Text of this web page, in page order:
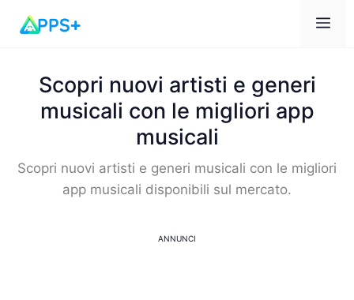
Scopri nuovi artisti e generi
musicali con le migliori app
musicali
Scopri nuovi artisti e generi musicali con le migliori
app musicali disponibili sul mercato.
ANNUNCI